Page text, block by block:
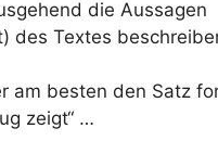
die Aussagen
des Textes
am besten den Satz
zeigt“ …